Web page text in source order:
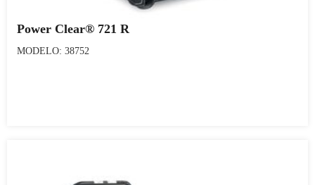
Power Clear® 721 R
MODELO: 38752